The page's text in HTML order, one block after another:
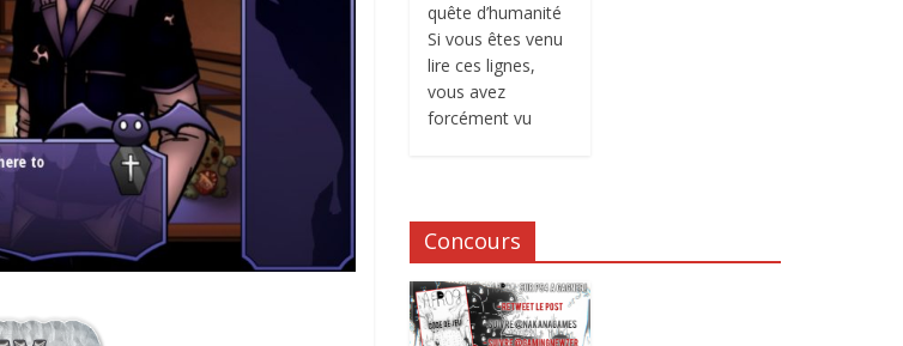
quête d’humanité
Si vous êtes venu
lire ces lignes,
vous avez
forcément vu
Concours